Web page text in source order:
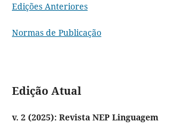
Edições Anteriores
Normas de Publicação
Edição Atual
v. 2 (2025): Revista NEP Linguagem